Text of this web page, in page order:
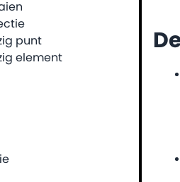
punt
element